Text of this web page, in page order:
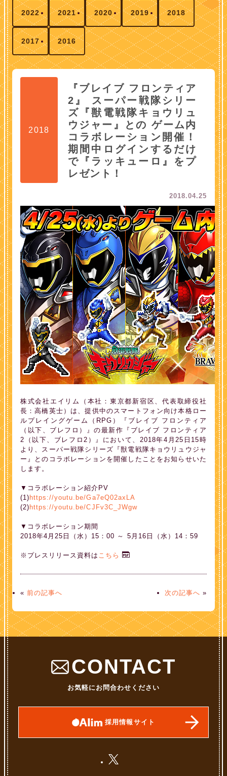
2022 2021 2020 2019 2018
2017 2016
2018
『ブレイブ フロンティア
2』 スーパー戦隊シリー
ズ『獣電戦隊キョウリュ
ウジャー』との ゲーム内
コラボレーション開催！
期間中ログインするだけ
で『ラッキューロ』をプ
レゼント！
2018.04.25
株式会社エイリム（本社：東京都新宿区、代表取締役社
長：高橋英士）は、提供中のスマートフォン向け本格ロー
ルプレイングゲーム（RPG）『ブレイブ フロンティア
（以下、ブレフロ）』の最新作『ブレイブ フロンティア
2（以下、ブレフロ2）』において、2018年4月25日15時
より、スーパー戦隊シリーズ『獣電戦隊キョウリュウジャ
ー』とのコラボレーションを開催したことをお知らせいた
します。
▼コラボレーション紹介PV
(1) https://youtu.be/Ga7eQ02axLA
(2) https://youtu.be/CJFv3C_JWgw
▼コラボレーション期間
2018年4月25日（水）15：00 ～ 5月16日（水）14：59
※プレスリリース資料は こちら
«前の記事へ 次の記事へ »
CONTACT
お気軽にお問合わせください
採用情報サイト